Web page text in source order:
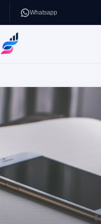
Whatsapp